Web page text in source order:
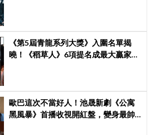
《第5屆青龍系列大獎》入圍名單揭
曉！《稻草人》6項提名成最大贏家，
歐巴這次不當好人！池晟新劇《公寓
黑風暴》首播收視開紅盤，變身最帥